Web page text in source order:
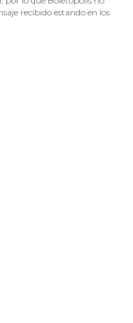
recibido estando en los